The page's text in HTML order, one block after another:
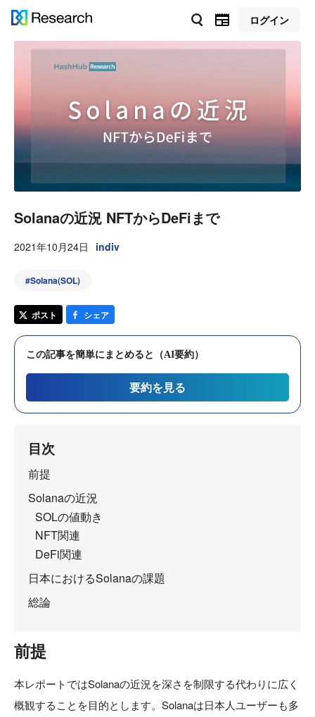
ログイン
Solanaの近況 NFTからDeFiまで
2021年10月24日 indiv
#Solana(SOL)
ポスト シェア
この記事を簡単にまとめると（AI要約）
要約を見る
目次
前提
Solanaの近況
SOLの値動き
NFT関連
DeFi関連
日本におけるSolanaの課題
総論
前提
本レポートではSolanaの近況を深さを制限する代わりに広く
概観することを目的とします。Solanaは日本人ユーザーも多